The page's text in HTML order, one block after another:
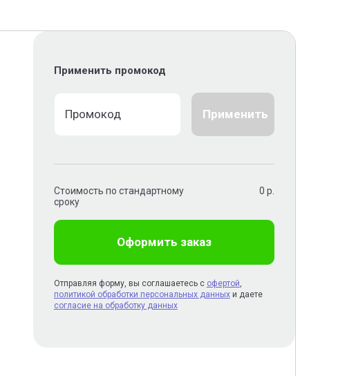
Применить промокод
Применить
Стоимость по стандартному
сроку
0 р.
Оформить заказ
Отправляя форму, вы соглашаетесь с офертой,
политикой обработки персональных данныхи даете
согласие на обработку данных